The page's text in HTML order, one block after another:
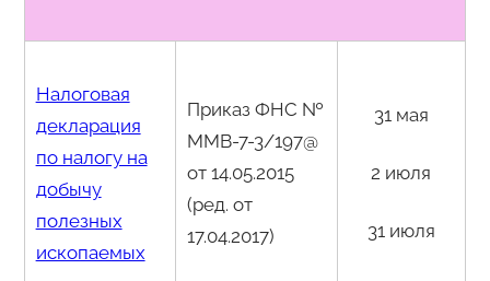
Налоговая
декларация
по налогу на
добычу
полезных
ископаемых
Приказ ФНС №
ММВ-7-3/197@
от 14.05.2015
(ред. от
17.04.2017)
31 мая
2 июля
31 июля